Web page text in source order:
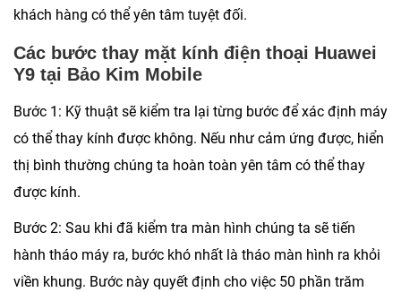
khách hàng có thể yên tâm tuyệt đối.
Các bước thay mặt kính điện thoại Huawei
Y9 tại Bảo Kim Mobile
Bước 1: Kỹ thuật sẽ kiểm tra lại từng bước để xác định máy
có thể thay kính được không. Nếu như cảm ứng được, hiển
thị bình thường chúng ta hoàn toàn yên tâm có thể thay
được kính.
Bước 2: Sau khi đã kiểm tra màn hình chúng ta sẽ tiến
hành tháo máy ra, bước khó nhất là tháo màn hình ra khỏi
viền khung. Bước này quyết định cho việc 50 phần trăm